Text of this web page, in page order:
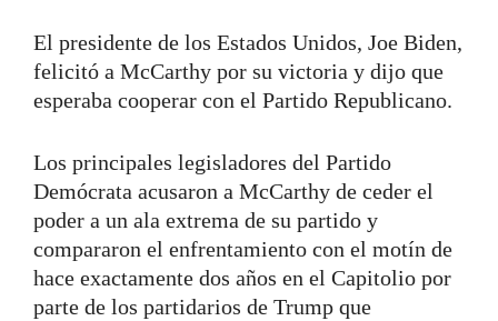
El presidente de los Estados Unidos, Joe Biden,
felicitó a McCarthy por su victoria y dijo que
esperaba cooperar con el Partido Republicano.
Los principales legisladores del Partido
Demócrata acusaron a McCarthy de ceder el
poder a un ala extrema de su partido y
compararon el enfrentamiento con el motín de
hace exactamente dos años en el Capitolio por
parte de los partidarios de Trump que